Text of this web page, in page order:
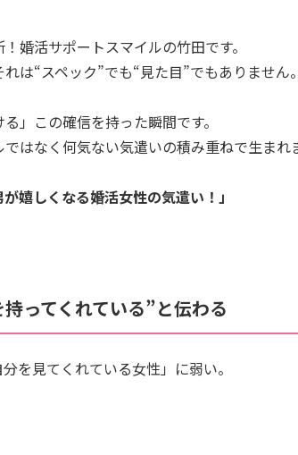
婚活サポートスマイルの竹田です。
は“スペック”でも“見た目”でもありません
」この確信を持った瞬間です。
はなく何気ない気遣いの積み重ねで生まれ
が嬉しくなる婚活女性の気遣い！」
ってくれている”と伝わる
を見てくれている女性」に弱い。